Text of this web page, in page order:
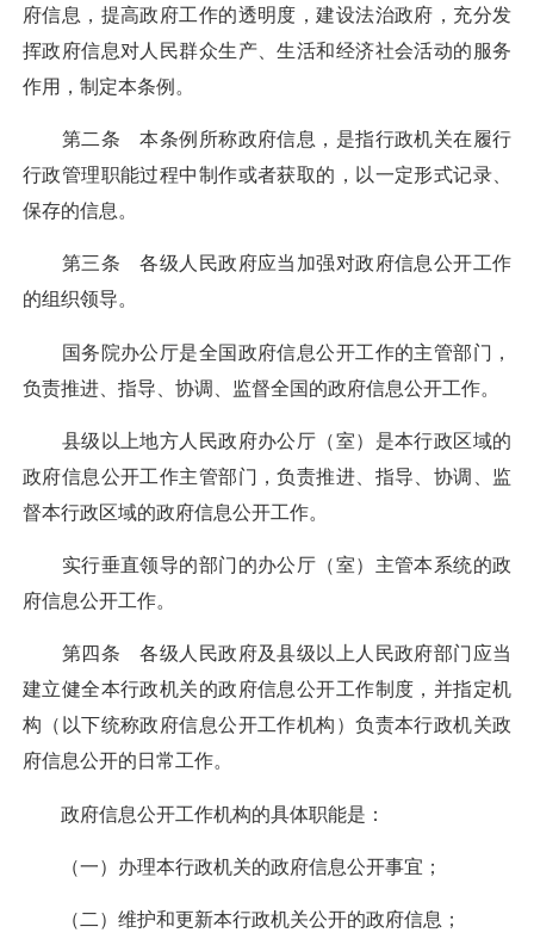
府信息，提高政府工作的透明度，建设法治政府，充分发
挥政府信息对人民群众生产、生活和经济社会活动的服务
作用，制定本条例。
第二条 本条例所称政府信息，是指行政机关在履行
行政管理职能过程中制作或者获取的，以一定形式记录、
保存的信息。
第三条 各级人民政府应当加强对政府信息公开工作
的组织领导。
国务院办公厅是全国政府信息公开工作的主管部门，
负责推进、指导、协调、监督全国的政府信息公开工作。
县级以上地方人民政府办公厅（室）是本行政区域的
政府信息公开工作主管部门，负责推进、指导、协调、监
督本行政区域的政府信息公开工作。
实行垂直领导的部门的办公厅（室）主管本系统的政
府信息公开工作。
第四条 各级人民政府及县级以上人民政府部门应当
建立健全本行政机关的政府信息公开工作制度，并指定机
构（以下统称政府信息公开工作机构）负责本行政机关政
府信息公开的日常工作。
政府信息公开工作机构的具体职能是：
（一）办理本行政机关的政府信息公开事宜；
（二）维护和更新本行政机关公开的政府信息；